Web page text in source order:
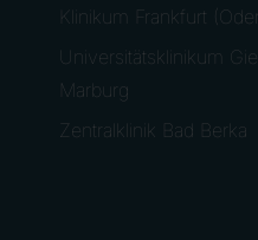
Klinikum Frankfurt (Oder)
Universitätsklinikum
Marburg
Zentralklinik Bad Berka